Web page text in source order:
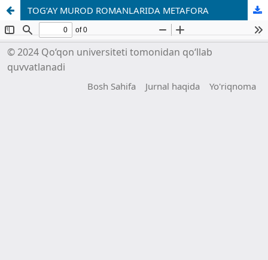
TOG‘AY MUROD ROMANLARIDA METAFORA
© 2024 Qo‘qon universiteti tomonidan qo‘llab
quvvatlanadi
Bosh Sahifa Jurnal haqida Yo'riqnoma